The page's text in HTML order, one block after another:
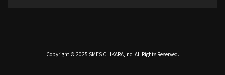
Copyright © 2025 SMES CHIKARA,Inc. All Rights Reserved.